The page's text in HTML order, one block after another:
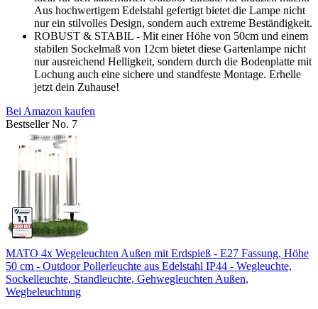
Aus hochwertigem Edelstahl gefertigt bietet die Lampe nicht
nur ein stilvolles Design, sondern auch extreme Beständigkeit.
ROBUST & STABIL - Mit einer Höhe von 50cm und einem
stabilen Sockelmaß von 12cm bietet diese Gartenlampe nicht
nur ausreichend Helligkeit, sondern durch die Bodenplatte mit
Lochung auch eine sichere und standfeste Montage. Erhelle
jetzt dein Zuhause!
Bei Amazon kaufen
Bestseller No. 7
MATO 4x Wegeleuchten Außen mit Erdspieß - E27 Fassung, Höhe
50 cm - Outdoor Pollerleuchte aus Edelstahl IP44 - Wegleuchte,
Sockelleuchte, Standleuchte, Gehwegleuchten Außen,
Wegbeleuchtung